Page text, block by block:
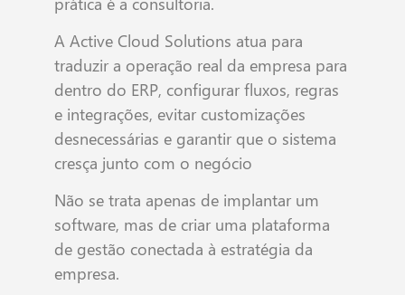
A Active Cloud Solutions atua para
traduzir a operação real da empresa para
dentro do ERP, configurar fluxos, regras
e integrações, evitar customizações
desnecessárias e garantir que o sistema
cresça junto com o negócio
Não se trata apenas de implantar um
software, mas de criar uma plataforma
de gestão conectada à estratégia da
empresa.